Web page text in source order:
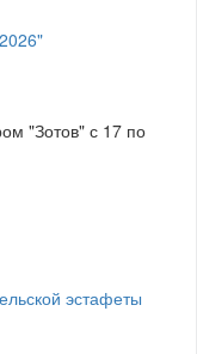
"Зотов" с 17 по